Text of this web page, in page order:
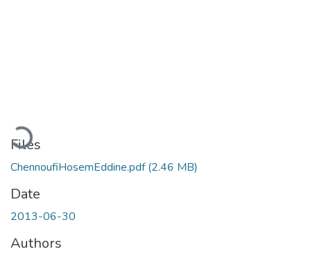
Loading...
Files
ChennoufiHosemEddine.pdf(2.46 MB)
Date
2013-06-30
Authors